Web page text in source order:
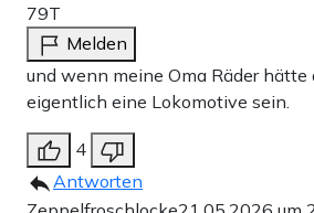
79T
Melden
und wenn meine Oma Räder hätte
eigentlich eine Lokomotive sein.
4
Antworten